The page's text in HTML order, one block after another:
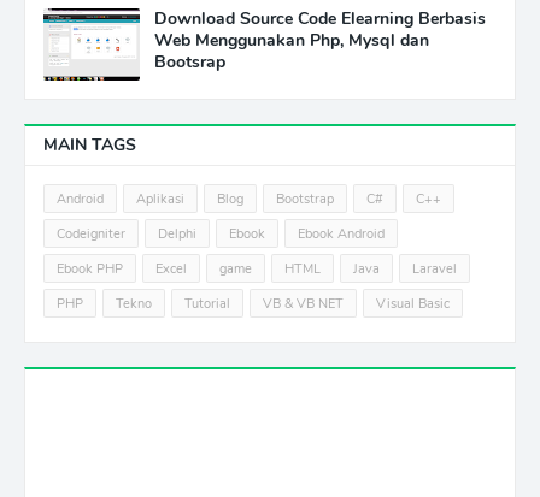
Download Source Code Elearning Berbasis
Web Menggunakan Php, Mysql dan
Bootsrap
MAIN TAGS
Android Aplikasi Blog Bootstrap C#
C++
Codeigniter
Delphi Ebook
Ebook Android
Ebook PHP
Excel game HTML Java
Laravel
PHP
Tekno Tutorial VB & VB NET Visual Basic